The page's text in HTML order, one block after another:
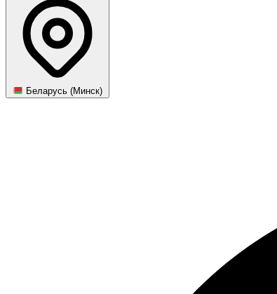
Беларусь (Минск)